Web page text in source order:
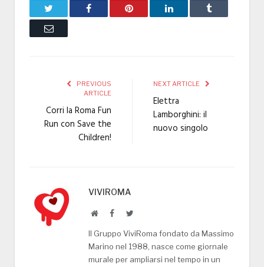
Facebook Pinterest LinkedIn Tumblr
Email
PREVIOUS
ARTICLE
Corri la Roma Fun
Run con Save the
Children!
NEXT ARTICLE
Elettra
Lamborghini: il
nuovo singolo
VIVIROMA
WebsiteFacebookTwitter
Il Gruppo ViviRoma fondato da Massimo
Marino nel 1988, nasce come giornale
murale per ampliarsi nel tempo in un